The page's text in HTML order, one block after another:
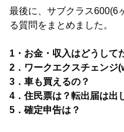
最後に、サブクラス600(6
る質問をまとめました。
1・お金・収入はどうして
2．ワークエクスチェンジ
3．車も買えるの？
4．住民票は？転出届は出
5．確定申告は？